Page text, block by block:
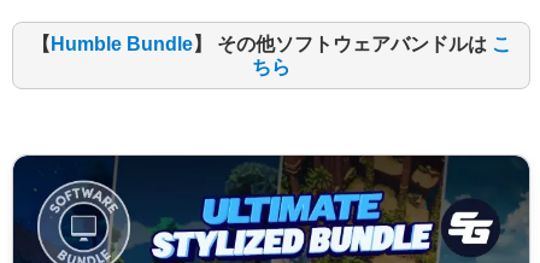
【 Humble Bundle】 その他ソフトウェアバンドルは こ
ちら